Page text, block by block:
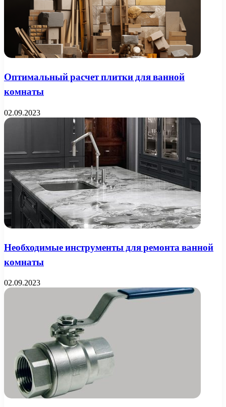
Оптимальный расчет плитки для ванной
комнаты
02.09.2023
Необходимые инструменты для ремонта ванной
комнаты
02.09.2023